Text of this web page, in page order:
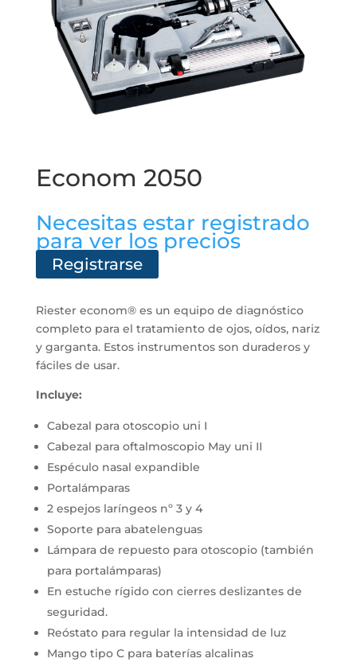
Econom 2050
Necesitas estar registrado
para ver los precios
Registrarse
Riester econom® es un equipo de diagnóstico
completo para el tratamiento de ojos, oídos, nariz
y garganta. Estos instrumentos son duraderos y
fáciles de usar.
Incluye:
Cabezal para otoscopio uni I
Cabezal para oftalmoscopio May uni II
Espéculo nasal expandible
Portalámparas
2 espejos laríngeos nº 3 y 4
Soporte para abatelenguas
Lámpara de repuesto para otoscopio (también
para portalámparas)
En estuche rígido con cierres deslizantes de
seguridad.
Reóstato para regular la intensidad de luz
Mango tipo C para baterías alcalinas